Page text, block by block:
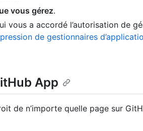
vous gérez.
vous a accordé l’autorisation de
de gestionnaires
App
de n’importe quelle page sur